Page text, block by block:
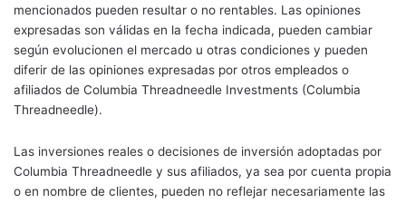
mencionados pueden resultar o no rentables. Las opiniones
expresadas son válidas en la fecha indicada, pueden cambiar
según evolucionen el mercado u otras condiciones y pueden
diferir de las opiniones expresadas por otros empleados o
afiliados de Columbia Threadneedle Investments (Columbia
Threadneedle).
Las inversiones reales o decisiones de inversión adoptadas por
Columbia Threadneedle y sus afiliados, ya sea por cuenta propia
o en nombre de clientes, pueden no reflejar necesariamente las